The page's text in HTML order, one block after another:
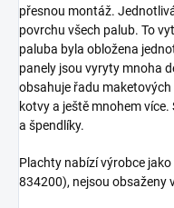
přesnou montáž.
povrchu všech palub. To
paluba byla obložena
panely jsou vyryty mnoha
obsahuje řadu
kotvy a ještě mnohem
a špendlíky.
Plachty nabízí výrobce
834200), nejsou obsaženy